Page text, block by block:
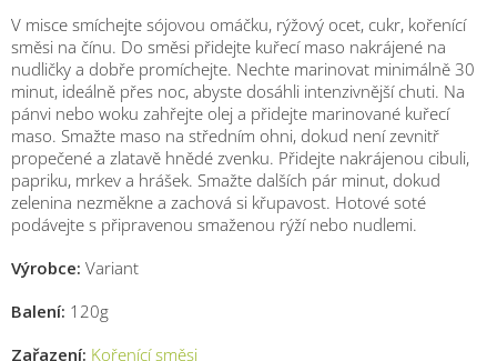
V misce smíchejte sójovou omáčku, rýžový ocet, cukr, kořenící
směsi na čínu. Do směsi přidejte kuřecí maso nakrájené na
nudličky a dobře promíchejte. Nechte marinovat minimálně 30
minut, ideálně přes noc, abyste dosáhli intenzivnější chuti. Na
pánvi nebo woku zahřejte olej a přidejte marinované kuřecí
maso. Smažte maso na středním ohni, dokud není zevnitř
propečené a zlatavě hnědé zvenku. Přidejte nakrájenou cibuli,
papriku, mrkev a hrášek. Smažte dalších pár minut, dokud
zelenina nezměkne a zachová si křupavost. Hotové soté
podávejte s připravenou smaženou rýží nebo nudlemi.
Výrobce: Variant
Balení: 120g
Zařazení: Kořenící směsi